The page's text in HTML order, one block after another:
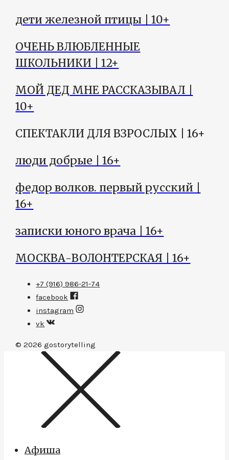
дети железной птицы | 10+
ОЧЕНЬ ВЛЮБЛЕННЫЕ
ШКОЛЬНИКИ | 12+
МОЙ ДЕД МНЕ РАССКАЗЫВАЛ |
10+
СПЕКТАКЛИ ДЛЯ ВЗРОСЛЫХ | 16+
люди добрые | 16+
федор волков. первый русский |
16+
записки юного врача | 16+
МОСКВА-ВОЛОНТЕРСКАЯ | 16+
+7 (916) 986-21-74
facebook
instagram
vk
© 2026gostorytelling
Афиша